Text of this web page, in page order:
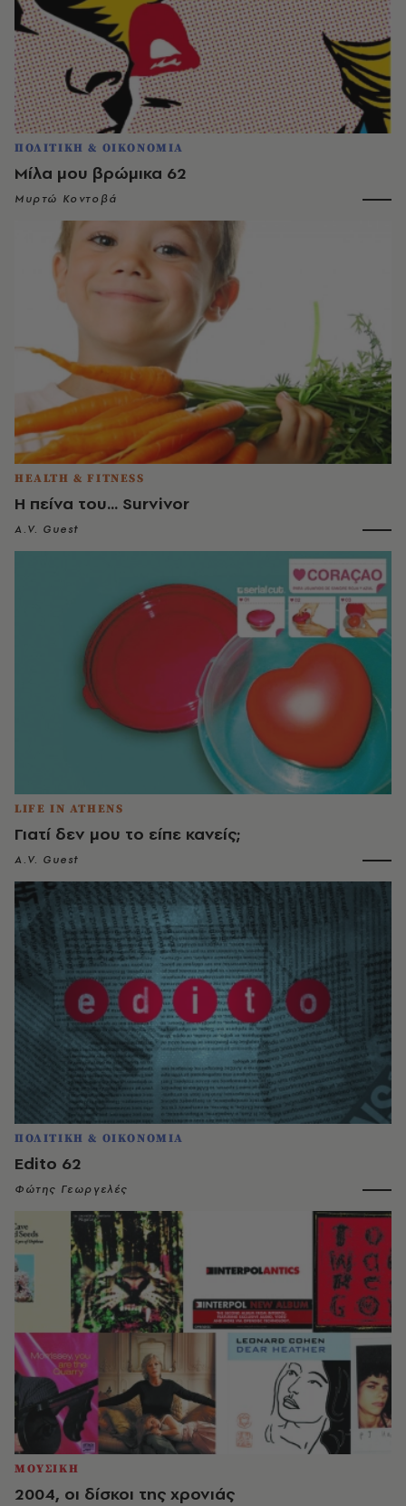
ΠΟΛΙΤΙΚΗ & ΟΙΚΟΝΟΜΙΑ
Μίλα μου βρώμικα 62
Μυρτώ Κοντοβά
HEALTH & FITNESS
H πείνα του... Survivor
A.V. Guest
LIFE IN ATHENS
Γιατί δεν μου το είπε κανείς;
A.V. Guest
ΠΟΛΙΤΙΚΗ & ΟΙΚΟΝΟΜΙΑ
Edito 62
Φώτης Γεωργελές
ΜΟΥΣΙΚΗ
2004, οι δίσκοι της χρονιάς